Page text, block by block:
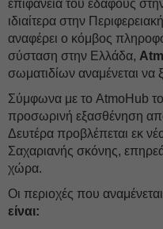
επιφάνεια του εδάφους
ιδιαίτερα στην
αναφέρει ο κόμβος
σύσταση στην Ελλάδα,
σωματιδίων αναμένεται να
Σύμφωνα με το AtmoHub
προσωρινή εξασθένηση
Δευτέρα προβλέπεται εκ
Σαχαριανής σκόνης,
χώρα.
Οι περιοχές που
είναι: